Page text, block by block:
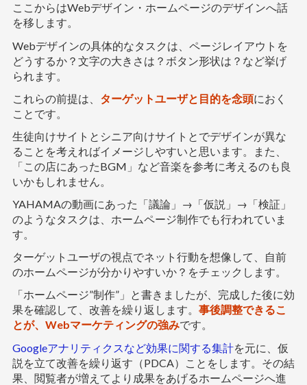
ここからはWebデザイン・ホームページのデザインへ話
を移します。
Webデザインの具体的なタスクは、ページレイアウトを
どうするか？文字の大きさは？ボタン形状は？など挙げ
られます。
これらの前提は、 ターゲットユーザと目的を念頭におく
ことです。
生徒向けサイトとシニア向けサイトとでデザインが異な
ることを考えればイメージしやすいと思います。また、
「この店にあったBGM」など音楽を参考に考えるのも良
いかもしれません。
YAHAMAの動画にあった「議論」→「仮説」→「検証」
のようなタスクは、ホームページ制作でも行われていま
す。
ターゲットユーザの視点でネット行動を想像して、自前
のホームページが分かりやすいか？をチェックします。
「ホームページ”制作”」と書きましたが、完成した後に効
果を確認して、改善を繰り返します。 事後調整できるこ
とが、Webマーケティングの強みです。
Googleアナリティクスなど効果に関する集計を元に、仮
説を立て改善を繰り返す（PDCA）ことをします。その結
果、閲覧者が増えてより成果をあげるホームページへ進